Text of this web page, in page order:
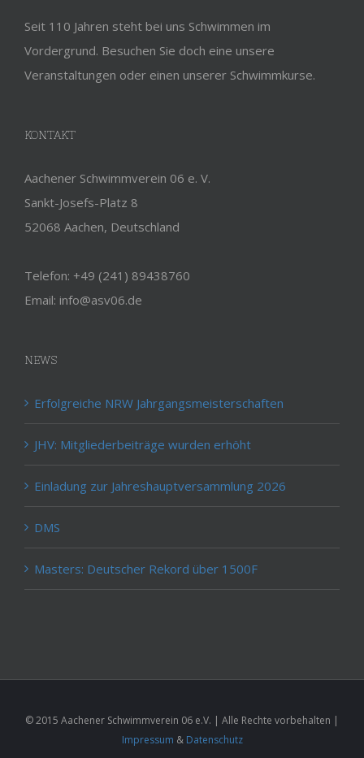
Seit 110 Jahren steht bei uns Schwimmen im
Vordergrund. Besuchen Sie doch eine unsere
Veranstaltungen oder einen unserer Schwimmkurse.
KONTAKT
Aachener Schwimmverein 06 e. V.
Sankt-Josefs-Platz 8
52068 Aachen, Deutschland
Telefon: +49 (241) 89438760
Email: info@asv06.de
NEWS
Erfolgreiche NRW Jahrgangsmeisterschaften
JHV: Mitgliederbeiträge wurden erhöht
Einladung zur Jahreshauptversammlung 2026
DMS
Masters: Deutscher Rekord über 1500F
© 2015 Aachener Schwimmverein 06 e.V. | Alle Rechte vorbehalten |
Impressum & Datenschutz